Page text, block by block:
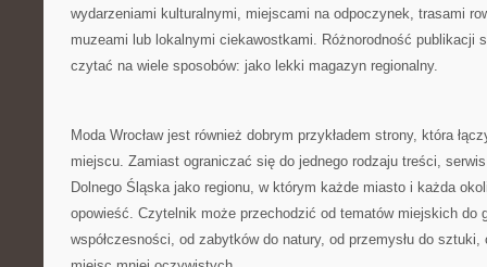
wydarzeniami kulturalnymi, miejscami na odpoczynek, trasami
muzeami lub lokalnymi ciekawostkami. Różnorodność publikacji
czytać na wiele sposobów: jako lekki magazyn regionalny.
Moda Wrocław jest również dobrym przykładem strony, która
miejscu. Zamiast ograniczać się do jednego rodzaju treści,
Dolnego Śląska jako regionu, w którym każde miasto i każda
opowieść. Czytelnik może przechodzić od tematów miejskich do
współczesności, od zabytków do natury, od przemysłu do